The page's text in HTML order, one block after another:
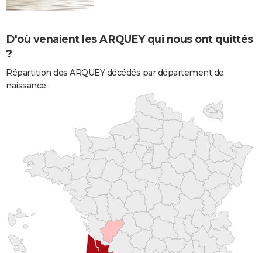
D'où venaient les ARQUEY qui nous ont quittés
?
Répartition des ARQUEY décédés par département de
naissance.